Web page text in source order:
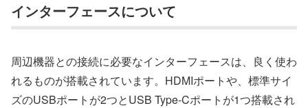
インターフェースについて
周辺機器との接続に必要なインターフェースは、良く使わ
れるものが搭載されています。HDMIポートや、標準サイ
ズのUSBポートが2つとUSB Type-Cポートが1つ搭載され